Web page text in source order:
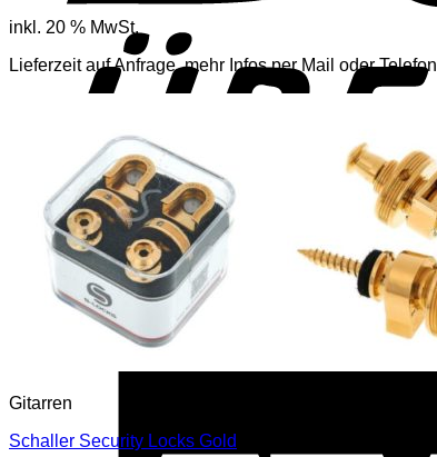
inkl. 20 % MwSt.
Lieferzeit auf Anfrage, mehr Infos per Mail oder Telefon
Gitarren
Schaller Security Locks Gold